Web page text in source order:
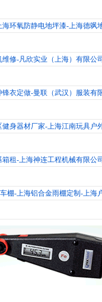
-上海坤赫消防检测公司
氧防静电地坪漆-上海德飒地坪
凡欣实业（上海）有限公司
定做-曼联（武汉）服装有限公
器材厂家-上海江南玩具户外
上海神连工程机械有限公司
上海铝合金雨棚定制-上海户